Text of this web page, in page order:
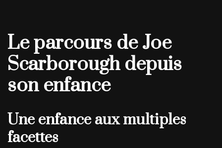
Le parcours de Joe
Scarborough depuis
son enfance
Une enfance aux multiples
facettes